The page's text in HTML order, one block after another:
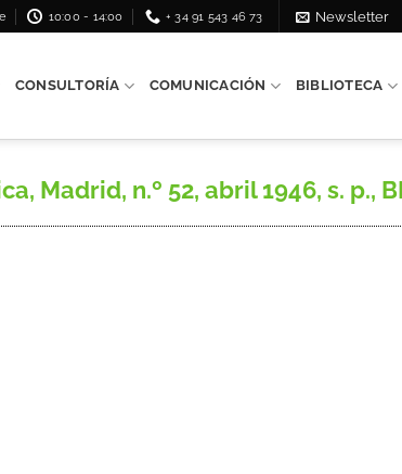
10:00 - 14:00 + 34 91 543 46 73 Newsletter
CONSULTORÍA COMUNICACIÓN BIBLIOTECA
Madrid, n.º 52, abril 1946, s. p.,